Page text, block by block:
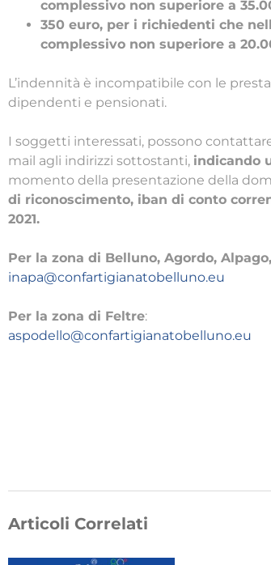
complessivo non superiore a
350 euro, per i richiedenti che
complessivo non superiore a
L’indennità è incompatibile con le
dipendenti e pensionati.
I soggetti interessati, possono
mail agli indirizzi sottostanti, indicando
momento della presentazione della
di riconoscimento, iban di conto
2021.
Per la zona di Belluno, Agordo,
inapa@confartigianatobelluno.eu
Per la zona di Feltre:
aspodello@confartigianatobelluno.eu
Articoli Correlati